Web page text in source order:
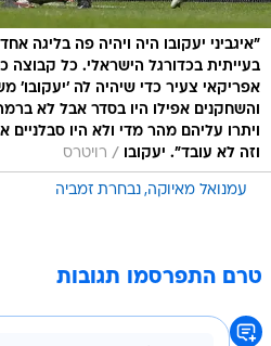
"איגביני יעקובו היה ויהיה פה בליגה
בעייתית בכדורגל הישראלי. כל קבוצה
אפריקאי צעיר כדי שיהיה לה
והשחקנים אפילו היו בסדר אבל לא
ויתרו עליהם מהר מדי ולא היו
וזה לא עובד". יעקובו
/ רויטרס
עמנואל מאיוקה נבחרת זמביה
טרם התפרסמו תגובות